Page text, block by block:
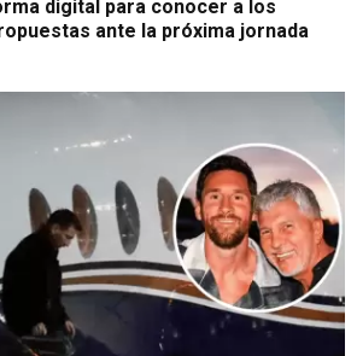
digital para conocer a los
ante la próxima jornada